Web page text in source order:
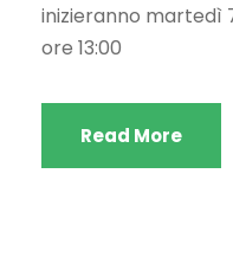
inizieranno martedì
ore 13:00
Read More